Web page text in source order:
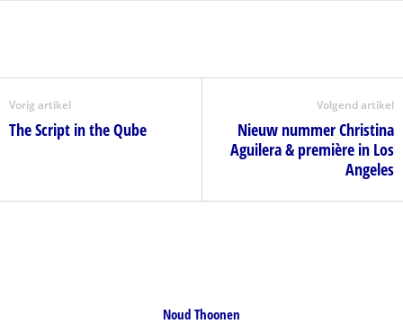
Vorig artikel
The Script in the Qube
Volgend artikel
Nieuw nummer Christina
Aguilera & première in Los
Angeles
Noud Thoonen